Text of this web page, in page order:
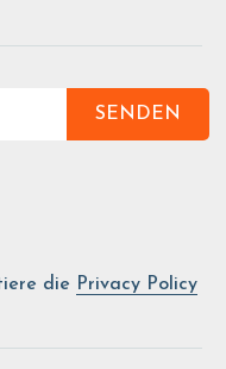
SENDEN
die Privacy Policy